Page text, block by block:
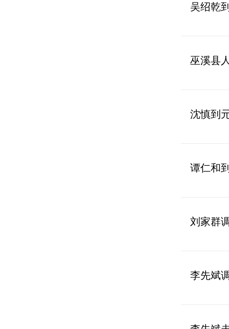
吴绍乾
巫溪县
沈慎到
谭仁和
刘家群
李先斌